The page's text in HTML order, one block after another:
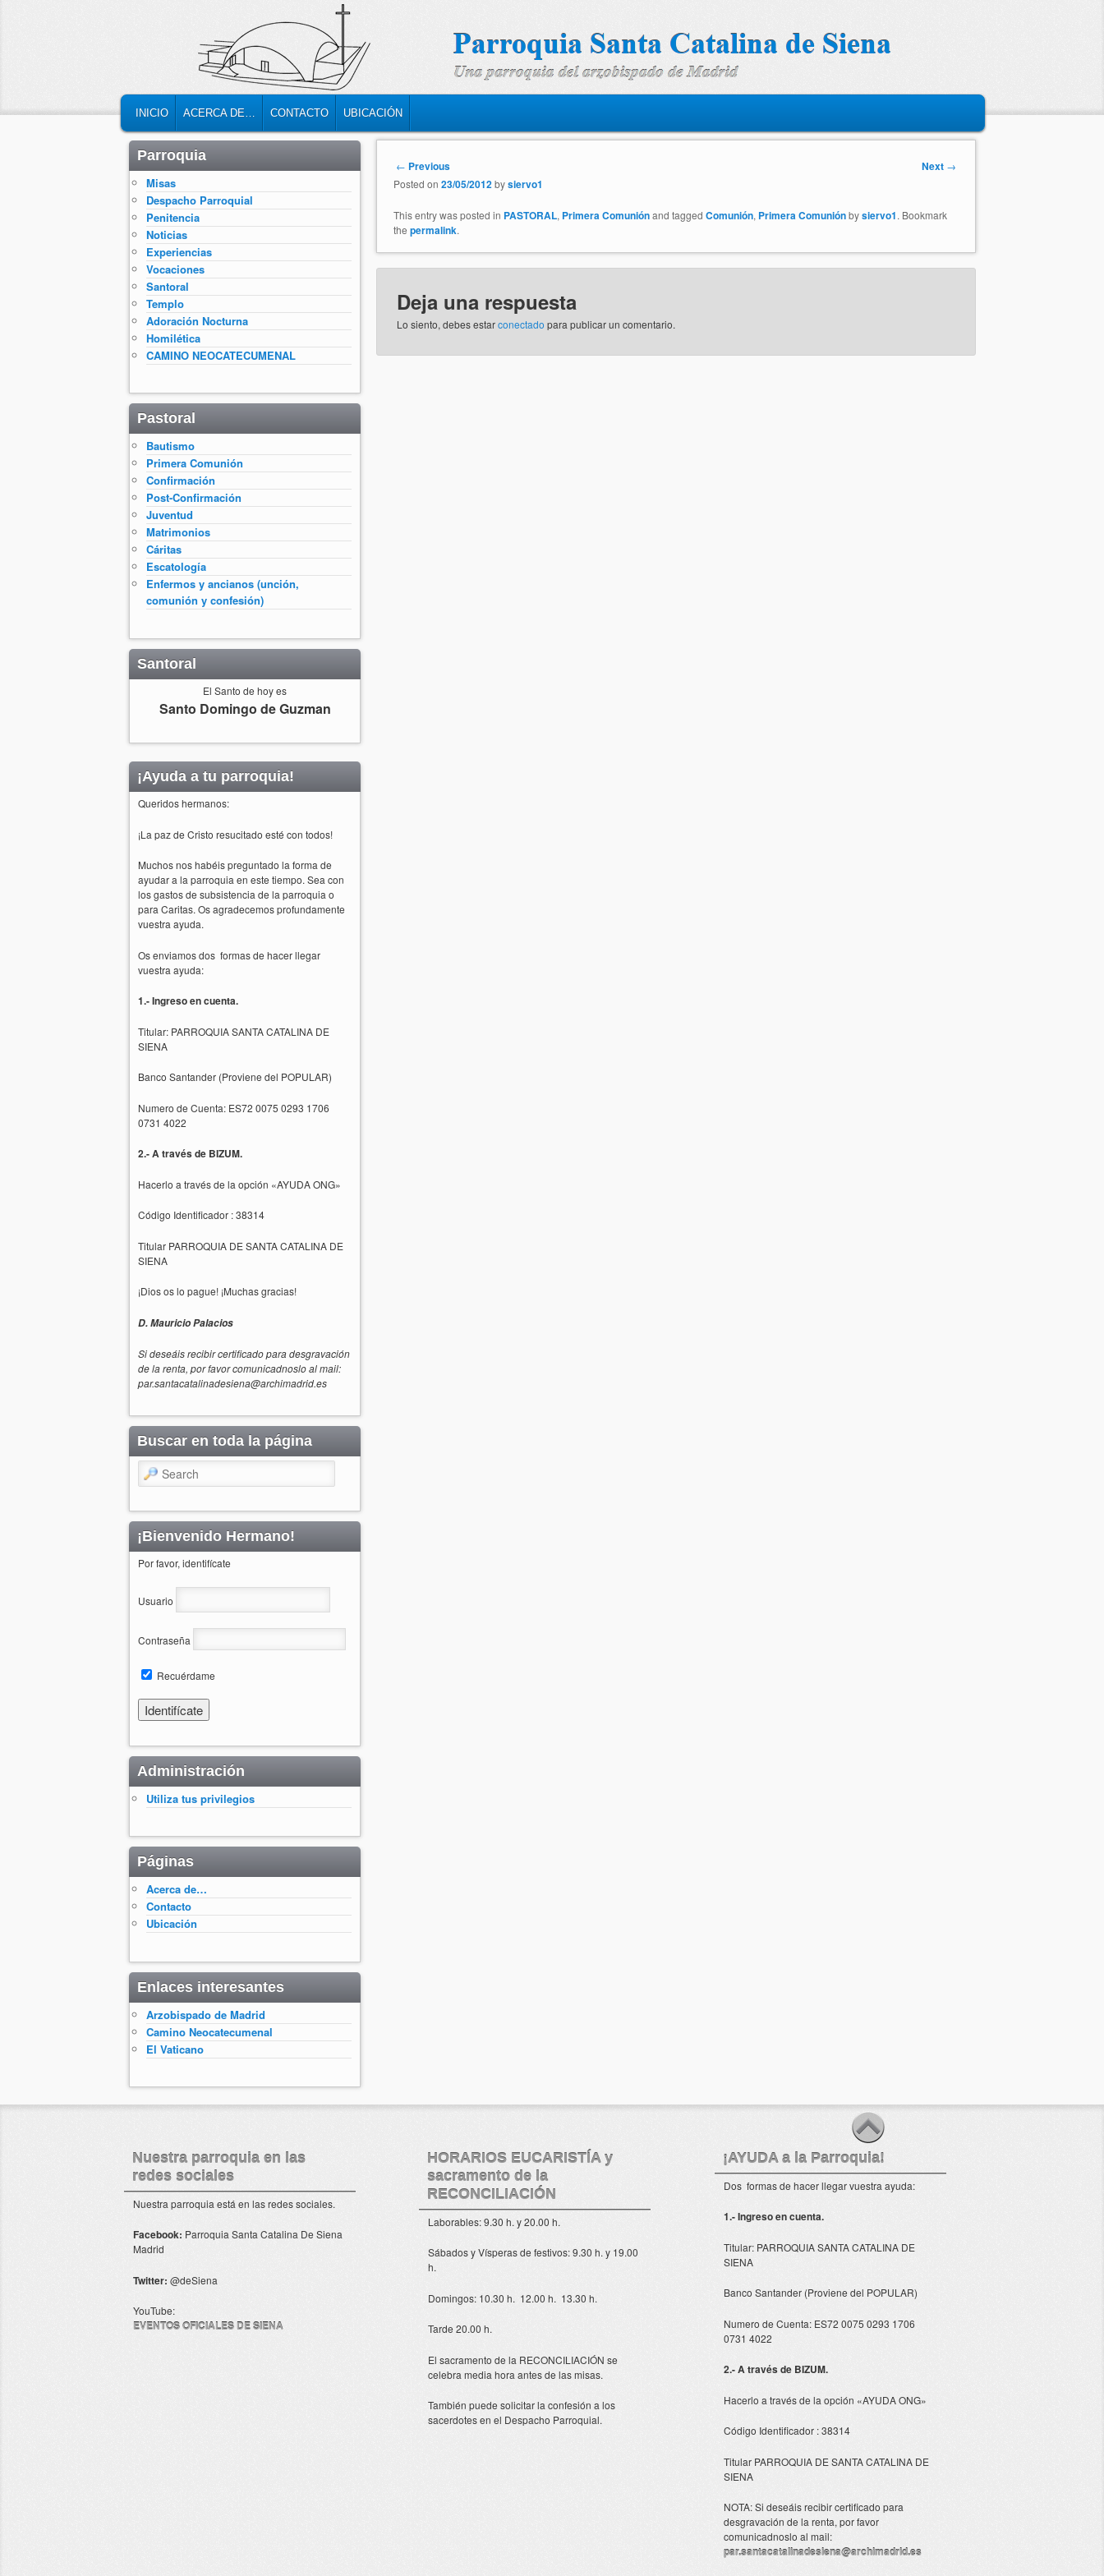
SKIP TO PRIMARY CONTENT
SKIP TO SECONDARY CONTENT
INICIO ACERCA DE… CONTACTO UBICACIÓN
Post navigation
← Previous Next →
Posted on 23/05/2012bysiervo1
This entry was posted in PASTORAL, Primera Comuniónand tagged Comunión, Primera Comuniónbysiervo1. Bookmark
the permalink.
Deja una respuesta
Lo siento, debes estarconectado para publicar un comentario.
Parroquia
Misas
Despacho Parroquial
Penitencia
Noticias
Experiencias
Vocaciones
Santoral
Templo
Adoración Nocturna
Homilética
CAMINO NEOCATECUMENAL
Pastoral
Bautismo
Primera Comunión
Confirmación
Post-Confirmación
Juventud
Matrimonios
Cáritas
Escatología
Enfermos y ancianos (unción,
comunión y confesión)
Santoral
El Santo de hoy es
Santo Domingo de Guzman
¡Ayuda a tu parroquia!
Queridos hermanos:
¡La paz de Cristo resucitado esté con todos!
Muchos nos habéis preguntado la forma de
ayudar a la parroquia en este tiempo. Sea con
los gastos de subsistencia de la parroquia o
para Caritas. Os agradecemos profundamente
vuestra ayuda.
Os enviamos dos formas de hacer llegar
vuestra ayuda:
1.- Ingreso en cuenta.
Titular: PARROQUIA SANTA CATALINA DE
SIENA
Banco Santander (Proviene del POPULAR)
Numero de Cuenta: ES72 0075 0293 1706
0731 4022
2.- A través de BIZUM.
Hacerlo a través de la opción «AYUDA ONG»
Código Identificador : 38314
Titular PARROQUIA DE SANTA CATALINA DE
SIENA
¡Dios os lo pague! ¡Muchas gracias!
D. Mauricio Palacios
Si deseáis recibir certificado para desgravación
de la renta, por favor comunicadnoslo al mail:
par.santacatalinadesiena@archimadrid.es
Buscar en toda la página
Search
¡Bienvenido Hermano!
Por favor, identifícate
Usuario
Contraseña
Recuérdame
Administración
Utiliza tus privilegios
Páginas
Acerca de…
Contacto
Ubicación
Enlaces interesantes
Arzobispado de Madrid
Camino Neocatecumenal
El Vaticano
Nuestra parroquia en las
redes sociales
Nuestra parroquia está en las redes sociales.
Facebook: Parroquia Santa Catalina De Siena
Madrid
Twitter: @deSiena
YouTube:
EVENTOS OFICIALES DE SIENA
HORARIOS EUCARISTÍA y
sacramento de la
RECONCILIACIÓN
Laborables: 9.30 h. y 20.00 h.
Sábados y Vísperas de festivos: 9.30 h. y 19.00
h.
Domingos: 10.30 h. 12.00 h. 13.30 h.
Tarde 20.00 h.
El sacramento de la RECONCILIACIÓN se
celebra media hora antes de las misas.
También puede solicitar la confesión a los
sacerdotes en el Despacho Parroquial.
¡AYUDA a la Parroquia!
Dos formas de hacer llegar vuestra ayuda:
1.- Ingreso en cuenta.
Titular: PARROQUIA SANTA CATALINA DE
SIENA
Banco Santander (Proviene del POPULAR)
Numero de Cuenta: ES72 0075 0293 1706
0731 4022
2.- A través de BIZUM.
Hacerlo a través de la opción «AYUDA ONG»
Código Identificador : 38314
Titular PARROQUIA DE SANTA CATALINA DE
SIENA
NOTA: Si deseáis recibir certificado para
desgravación de la renta, por favor
comunicadnoslo al mail:
par.santacatalinadesiena@archimadrid.es